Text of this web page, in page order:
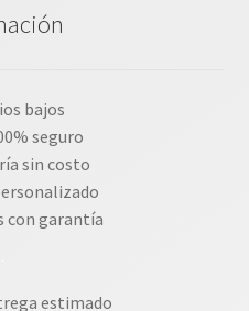
bajos
seguro
sin costo
con garantía
estimado